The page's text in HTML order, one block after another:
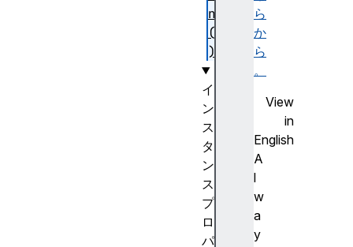
ら
か
ら
。
View
in
English
A
l
w
a
y
n
(
)
イ
ン
ス
タ
ン
ス
プ
ロ
パ